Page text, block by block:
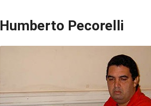
Humberto Pecorelli